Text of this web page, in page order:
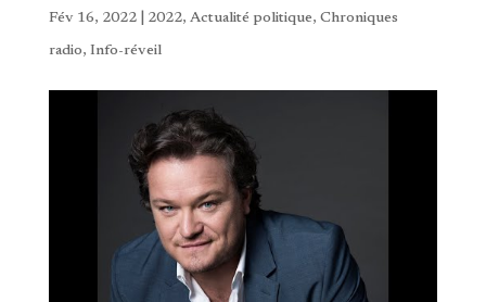
Fév 16, 2022| 2022, Actualité politique, Chroniques
radio, Info-réveil